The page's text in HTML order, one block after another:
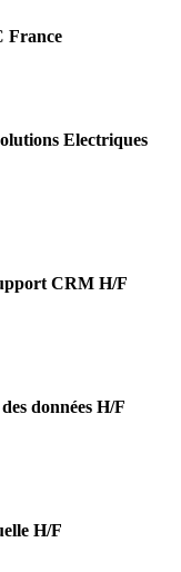
France
Electriques
CRM H/F
données H/F
H/F